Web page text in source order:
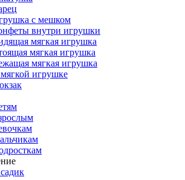
с мешком
внутри игрушки
мягкая игрушка
мягкая игрушка
мягкая игрушка
игрушке